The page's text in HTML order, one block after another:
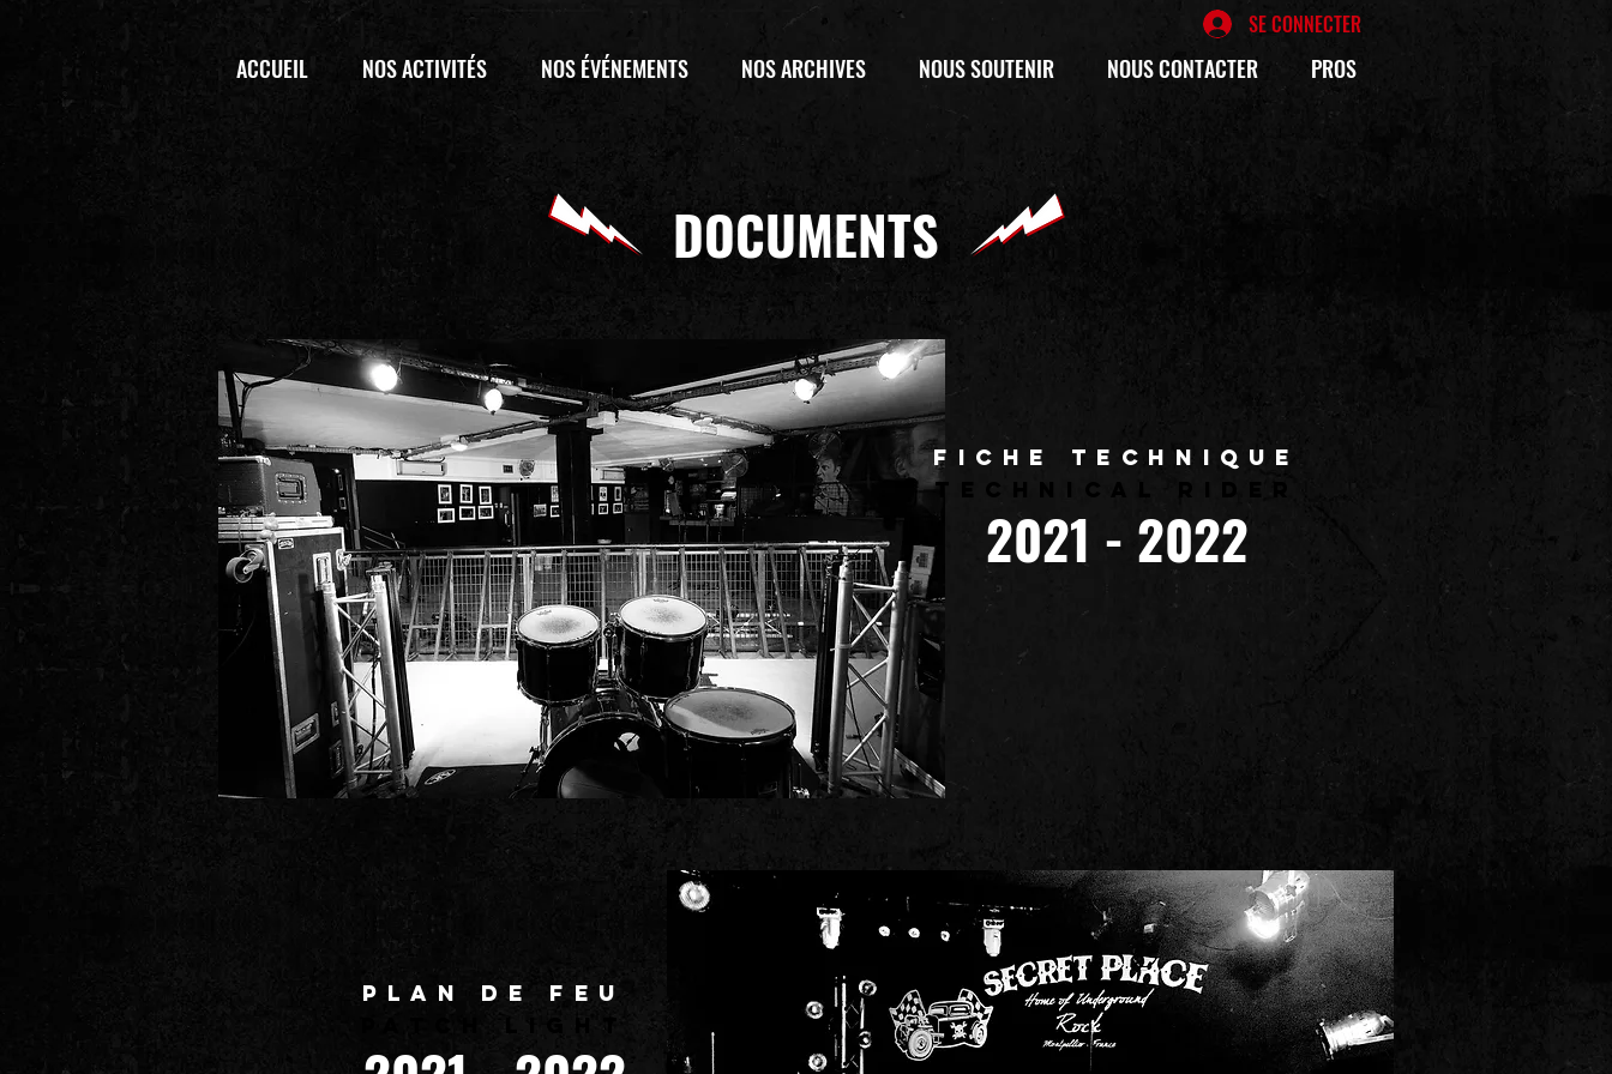
SE CONNECTER
ACCUEIL NOS ACTIVITÉS NOS ÉVÉNEMENTS NOS ARCHIVES NOUS SOUTENIR NOUS CONTACTER PROS
DOCUMENTS
FICHE TECHNIQUE
TECHNICAL RIDER
2021 - 2022
PLAN DE FEU
PATCH LIGHT